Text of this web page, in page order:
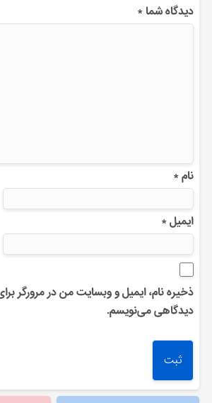
دیدگاه شما*
نام*
ایمیل*
ذخیره نام، ایمیل و وبسایت من در مرورگر
دیدگاهی می‌نویسم.